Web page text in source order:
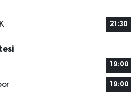
21:30
19:00
19:00